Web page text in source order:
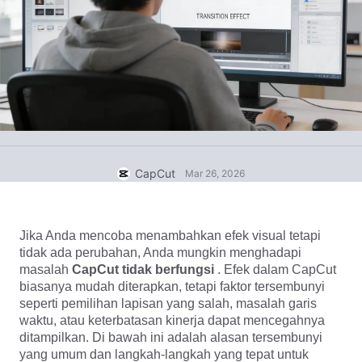
Teks & Audio
Keterangan otomatis
Pengenalan ucapan
Teks ke ucapan
Sempurnakan suara
Kurangi noise
Gambar
Pemasaran
Gaya hidup & Vlog
Sumber daya
Tren Pasar
Pilihan Teratas
Tren & tip template
Lainnya
Template industri
Pusat Kepercayaan
Pusat Bantuan
Buka CapCut
CapCut Mar 26, 2026
Jika Anda mencoba menambahkan efek visual tetapi
tidak ada perubahan, Anda mungkin menghadapi
masalah CapCut tidak berfungsi . Efek dalam CapCut
biasanya mudah diterapkan, tetapi faktor tersembunyi
seperti pemilihan lapisan yang salah, masalah garis
waktu, atau keterbatasan kinerja dapat mencegahnya
ditampilkan. Di bawah ini adalah alasan tersembunyi
yang umum dan langkah-langkah yang tepat untuk